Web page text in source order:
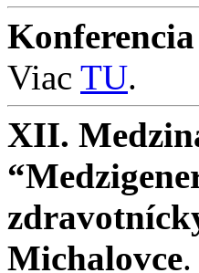
Viac TU.
XII.
Michalovce